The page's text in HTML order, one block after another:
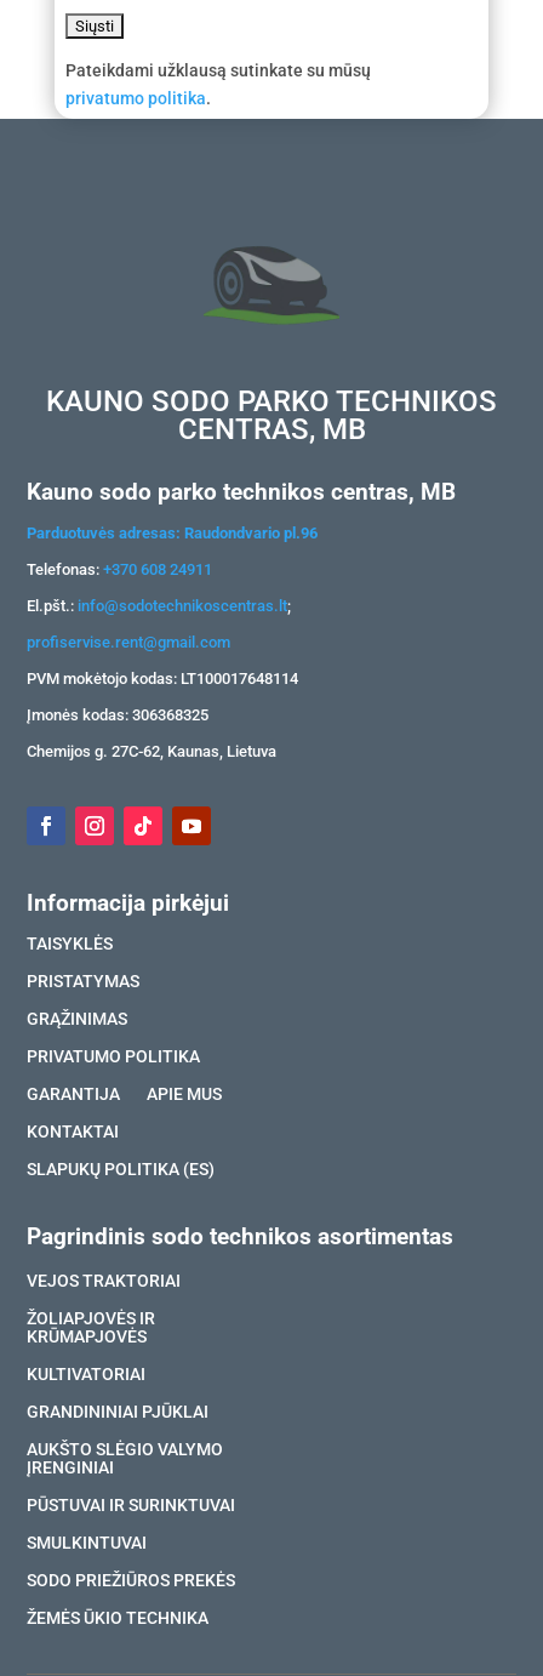
Pateikdami užklausą sutinkate su mūsų
privatumo politika.
KAUNO SODO PARKO TECHNIKOS
CENTRAS, MB
Kauno sodo parko technikos centras, MB
Parduotuvės adresas: Raudondvario pl.96
Telefonas:+370 608 24911
El.pšt.: info@sodotechnikoscentras.lt;
profiservise.rent@gmail.com
PVM mokėtojo kodas: LT100017648114
Įmonės kodas: 306368325
Chemijos g. 27C-62, Kaunas, Lietuva
Informacija pirkėjui
TAISYKLĖS
PRISTATYMAS
GRĄŽINIMAS
PRIVATUMO POLITIKA
GARANTIJA
APIE MUS
KONTAKTAI
SLAPUKŲ POLITIKA (ES)
Pagrindinis sodo technikos asortimentas
VEJOS TRAKTORIAI
ŽOLIAPJOVĖS IR
KRŪMAPJOVĖS
KULTIVATORIAI
GRANDININIAI PJŪKLAI
AUKŠTO SLĖGIO VALYMO
ĮRENGINIAI
PŪSTUVAI IR SURINKTUVAI
SMULKINTUVAI
SODO PRIEŽIŪROS PREKĖS
ŽEMĖS ŪKIO TECHNIKA